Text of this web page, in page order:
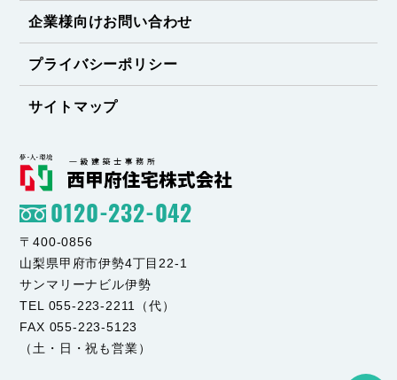
企業様向けお問い合わせ
プライバシーポリシー
サイトマップ
0120-232-042
〒400-0856
山梨県甲府市伊勢4丁目22-1
サンマリーナビル伊勢
TEL 055-223-2211（代）
FAX 055-223-5123
（土・日・祝も営業）